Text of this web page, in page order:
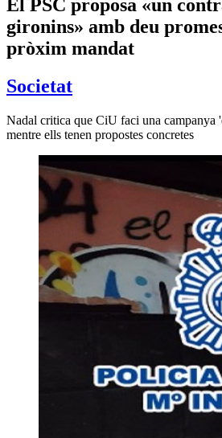
El PSC proposa «un
gironins» amb deu
pròxim mandat
Societat
Nadal critica que CiU faci una campanya
mentre ells tenen propostes concretes